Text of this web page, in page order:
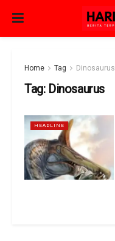
Home Tag Dinosaurus
Tag: Dinosaurus
HEADLINE